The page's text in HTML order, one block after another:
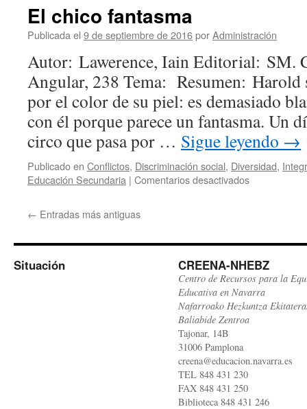
El chico fantasma
Publicada el 9 de septiembre de 2016porAdministración
Autor: Lawerence, Iain Editorial: SM.
Angular, 238 Tema: Resumen: Harold
por el color de su piel: es demasiado
con él porque parece un fantasma. Un
circo que pasa por … Sigue leyendo →
Publicado en Conflictos, Discriminación social, Diversidad,
Educación Secundaria | Comentarios desactivadosen
← Entradas más antiguas
Situación CREENA-NHEBZ
Centro de Recursos para la
Educativa en Navarra
Nafarroako Hezkuntza
Baliabide Zentroa
Tajonar, 14B
31006 Pamplona
creena@educacion.navarra.es
TEL 848 431 230
FAX 848 431 250
Biblioteca 848 431 246